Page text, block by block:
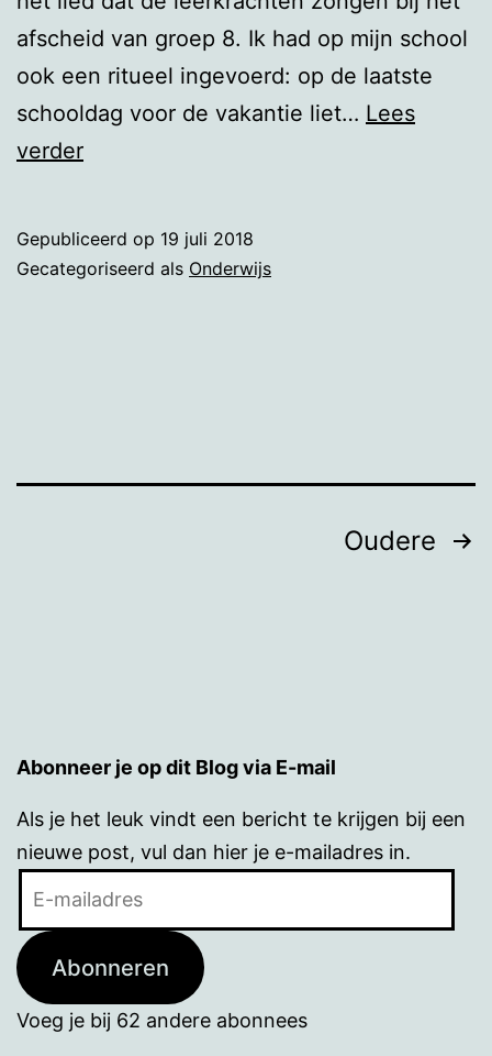
afscheid van groep 8. Ik had op mijn school
ook een ritueel ingevoerd: op de laatste
schooldag voor de vakantie liet… Lees
verderEen
toeter
Gepubliceerd op 19 juli 2018
Gecategoriseerd als Onderwijs
Oudere
Abonneer je op dit Blog via E-mail
Als je het leuk vindt een bericht te krijgen bij een
nieuwe post, vul dan hier je e-mailadres in.
Abonneren
Voeg je bij 62 andere abonnees